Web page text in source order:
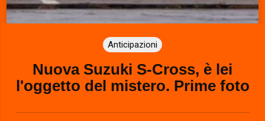
Anticipazioni
Nuova Suzuki S-Cross, è lei
l'oggetto del mistero. Prime foto